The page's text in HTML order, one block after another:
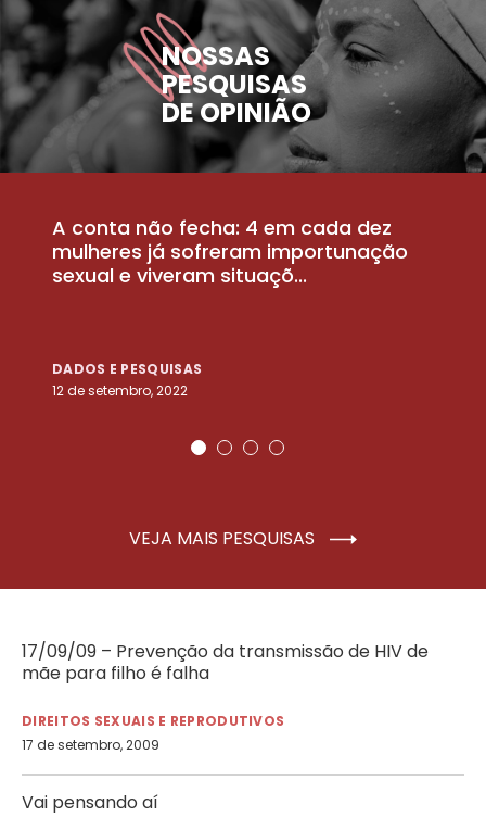
NOSSAS
PESQUISAS
DE OPINIÃO
A conta não fecha: 4 em cada dez
mulheres já sofreram importunação
sexual e viveram situaçõ...
DADOS E PESQUISAS
12 de setembro, 2022
VEJA MAIS PESQUISAS
17/09/09 – Prevenção da transmissão de HIV de
mãe para filho é falha
DIREITOS SEXUAIS E REPRODUTIVOS
17 de setembro, 2009
Vai pensando aí